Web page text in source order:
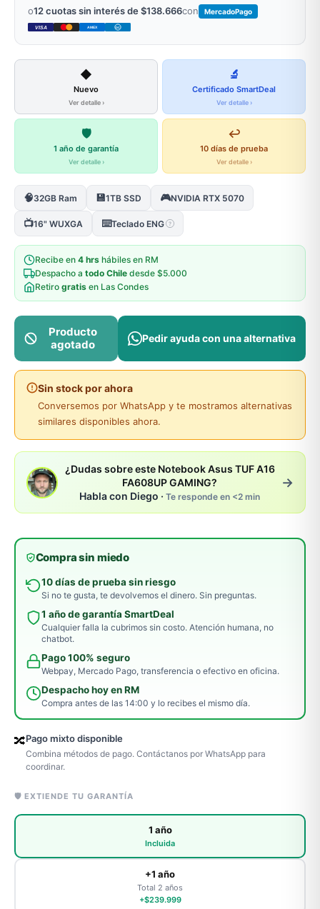
o12 cuotas sin interés de $138.666con MercadoPago
VISA AMEX DC
◆
Nuevo
Ver detalle ›
🔬
Certificado SmartDeal
Ver detalle ›
🛡️
1 año de garantía
Ver detalle ›
↩️
10 días de prueba
Ver detalle ›
🧠32GB Ram 💾1TB SSD 🎮NVIDIA RTX 5070
📺16" WUXGA ⌨️Teclado ENG ?
Recibe en 4 hrs hábiles en RM
Despacho a todo Chile desde $5.000
Retiro gratis en Las Condes
Producto
agotado
Pedir ayuda con una alternativa
Sin stock por ahora
Conversemos por WhatsApp y te mostramos alternativas
similares disponibles ahora.
¿Dudas sobre este Notebook Asus TUF A16
FA608UP GAMING?
Habla con Diego · Te responde en <2 min
→
Compra sin miedo
10 días de prueba sin riesgo
Si no te gusta, te devolvemos el dinero. Sin preguntas.
1 año de garantía SmartDeal
Cualquier falla la cubrimos sin costo. Atención humana, no
chatbot.
Pago 100% seguro
Webpay, Mercado Pago, transferencia o efectivo en oficina.
Despacho hoy en RM
Compra antes de las 14:00 y lo recibes el mismo día.
🔀Pago mixto disponible
Combina métodos de pago. Contáctanos por WhatsApp para
coordinar.
🛡️ EXTIENDE TU GARANTÍA
1 año
Incluida
+1 año
Total 2 años
+$239.999